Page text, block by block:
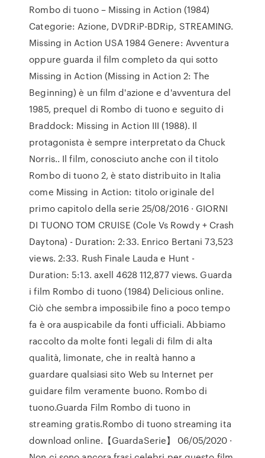
Rombo di tuono – Missing in Action (1984)
Categorie: Azione, DVDRiP-BDRip, STREAMING.
Missing in Action USA 1984 Genere: Avventura
oppure guarda il film completo da qui sotto
Missing in Action (Missing in Action 2: The
Beginning) è un film d'azione e d'avventura del
1985, prequel di Rombo di tuono e seguito di
Braddock: Missing in Action III (1988). Il
protagonista è sempre interpretato da Chuck
Norris.. Il film, conosciuto anche con il titolo
Rombo di tuono 2, è stato distribuito in Italia
come Missing in Action: titolo originale del
primo capitolo della serie 25/08/2016 · GIORNI
DI TUONO TOM CRUISE (Cole Vs Rowdy + Crash
Daytona) - Duration: 2:33. Enrico Bertani 73,523
views. 2:33. Rush Finale Lauda e Hunt -
Duration: 5:13. axell 4628 112,877 views. Guarda
i film Rombo di tuono (1984) Delicious online.
Ciò che sembra impossibile fino a poco tempo
fa è ora auspicabile da fonti ufficiali. Abbiamo
raccolto da molte fonti legali di film di alta
qualità, limonate, che in realtà hanno a
guardare qualsiasi sito Web su Internet per
guidare film veramente buono. Rombo di
tuono.Guarda Film Rombo di tuono in
streaming gratis.Rombo di tuono streaming ita
download online.【GuardaSerie】 06/05/2020 ·